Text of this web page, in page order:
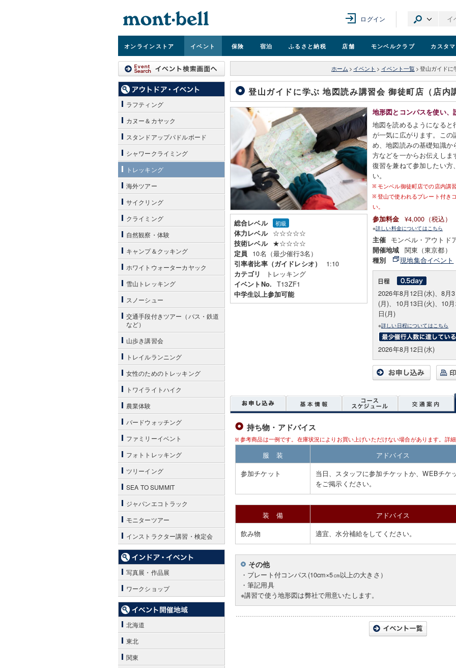
ログイン
オンラインストア イベント 保険 宿泊 ふるさと納税 店舗 モンベルクラブ カスタ
ホーム > イベント > イベント一覧 > 登山ガイドに
登山ガイドに学ぶ 地図読み講習会 御徒町店（店内
総合レベル 初級
体力レベル ☆☆☆☆☆
技術レベル ★☆☆☆☆
定員 10名（最少催行3名）
引率者比率（ガイドレシオ） 1:10
カテゴリ トレッキング
イベントNo. T13ZF1
中学生以上参加可能
地形図とコンパスを使い、
地図を読めるようになると
が一気に広がります。こ
め、地図読みの基礎知識
方などを一からお伝えしま
復習を兼ねて参加したい方
い。
モンベル御徒町店での店内講
登山で使われるプレート付き
い。
参加料金 ¥4,000（税込）
※詳しい料金についてはこちら
主催 モンベル・アウトド
開催地域 関東（東京都）
種別 現地集合イベント
2026年8月12日(水)、8月
(月)、10月13日(火)、10
日(月)
※詳しい日程についてはこちら
2026年8月12日(水)
持ち物・アドバイス
参考商品は一例です。在庫状況によりお買い上げいただけない場合があります。詳
服 装 アドバイス
参加チケット
当日、スタッフに参加チケットか、WEBチケ
をご掲示ください。
装 備 アドバイス
飲み物
適宜、水分補給をしてください。
その他
・プレート付コンパス(10cm×5㎝以上の大きさ）
・筆記用具
※講習で使う地形図は弊社で用意いたします。
ラフティング
カヌー＆カヤック
スタンドアップパドルボード
シャワークライミング
トレッキング
海外ツアー
サイクリング
クライミング
自然観察・体験
キャンプ＆クッキング
ホワイトウォーターカヤック
雪山トレッキング
スノーシュー
交通手段付きツアー（バス・鉄道
など）
山歩き講習会
トレイルランニング
女性のためのトレッキング
トワイライトハイク
農業体験
バードウォッチング
ファミリーイベント
フォトトレッキング
ツリーイング
SEA TO SUMMIT
ジャパンエコトラック
モニターツアー
インストラクター講習・検定会
写真展・作品展
ワークショップ
北海道
東北
関東